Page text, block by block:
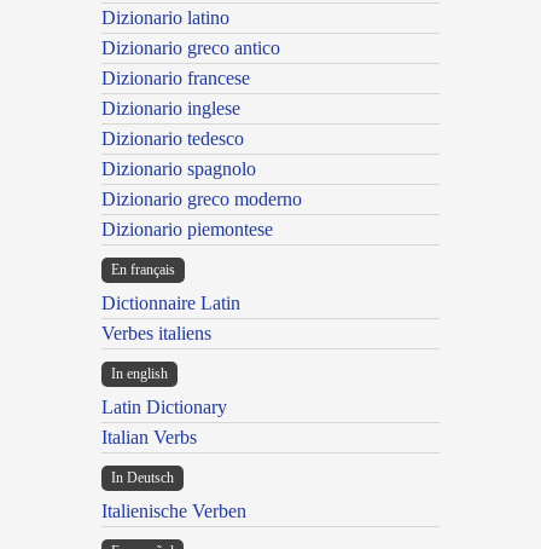
Dizionario latino
Dizionario greco antico
Dizionario francese
Dizionario inglese
Dizionario tedesco
Dizionario spagnolo
Dizionario greco moderno
Dizionario piemontese
En français
Dictionnaire Latin
Verbes italiens
In english
Latin Dictionary
Italian Verbs
In Deutsch
Italienische Verben